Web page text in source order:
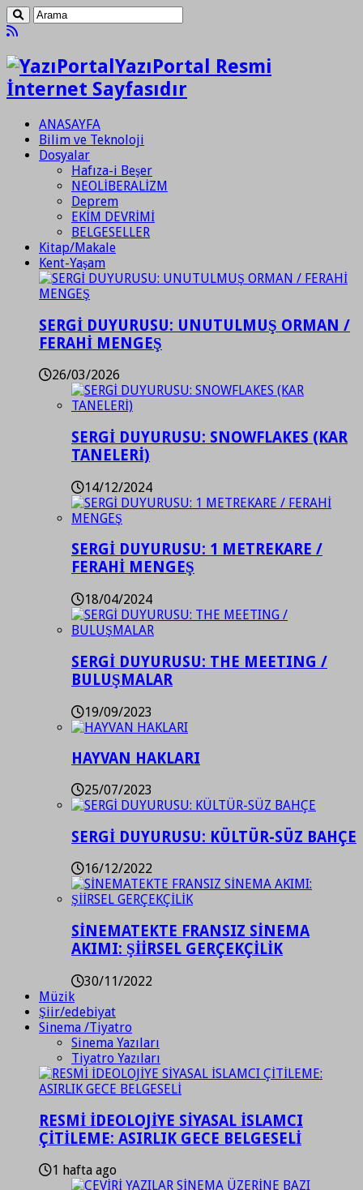
YazıPortal Resmi
İnternet Sayfasıdır
ANASAYFA
Bilim ve Teknoloji
Dosyalar
Hafıza-i Beşer
NEOLİBERALİZM
Deprem
EKİM DEVRİMİ
BELGESELLER
Kitap/Makale
Kent-Yaşam
SERGİ DUYURUSU: UNUTULMUŞ ORMAN /
FERAHİ MENGEŞ
26/03/2026
SERGİ DUYURUSU: SNOWFLAKES (KAR
TANELERİ)
14/12/2024
SERGİ DUYURUSU: 1 METREKARE /
FERAHİ MENGEŞ
18/04/2024
SERGİ DUYURUSU: THE MEETING /
BULUŞMALAR
19/09/2023
HAYVAN HAKLARI
25/07/2023
SERGİ DUYURUSU: KÜLTÜR-SÜZ BAHÇE
16/12/2022
SİNEMATEKTE FRANSIZ SİNEMA
AKIMI: ŞİİRSEL GERÇEKÇİLİK
30/11/2022
Müzik
Şiir/edebiyat
Sinema /Tiyatro
Sinema Yazıları
Tiyatro Yazıları
RESMİ İDEOLOJİYE SİYASAL İSLAMCI
ÇİTİLEME: ASIRLIK GECE BELGESELİ
1 hafta ago